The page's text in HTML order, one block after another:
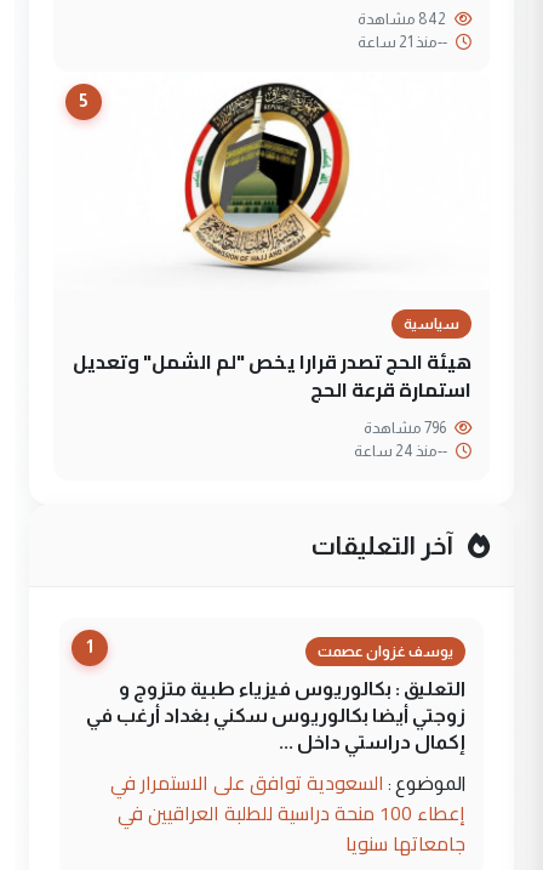
--منذ 21 ساعة
5
سياسية
هيئة الحج تصدر قرارا يخص "لم الشمل" وتعديل
استمارة قرعة الحج
--منذ 24 ساعة
آخر التعليقات
1 يوسف غزوان عصمت
التعليق : بكالوريوس فيزياء طبية متزوج و
زوجتي أيضا بكالوريوس سكني بغداد أرغب في
إكمال دراستي داخل ...
الموضوع : السعودية توافق على الاستمرار في
إعطاء 100 منحة دراسية للطلبة العراقيين في
جامعاتها سنويا